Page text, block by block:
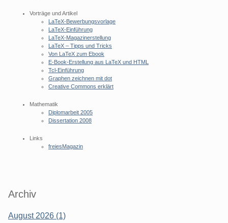
Vorträge und Artikel
LaTeX-Bewerbungsvorlage
LaTeX-Einführung
LaTeX-Magazinerstellung
LaTeX – Tipps und Tricks
Von LaTeX zum Ebook
E-Book-Erstellung aus LaTeX und HTML
Tcl-Einführung
Graphen zeichnen mit dot
Creative Commons erklärt
Mathematik
Diplomarbeit 2005
Dissertation 2008
Links
freiesMagazin
Archiv
August 2026 (1)